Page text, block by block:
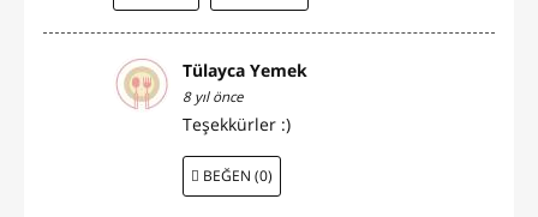
Tülayca Yemek
8 yıl önce
Teşekkürler :)
BEĞEN (0)